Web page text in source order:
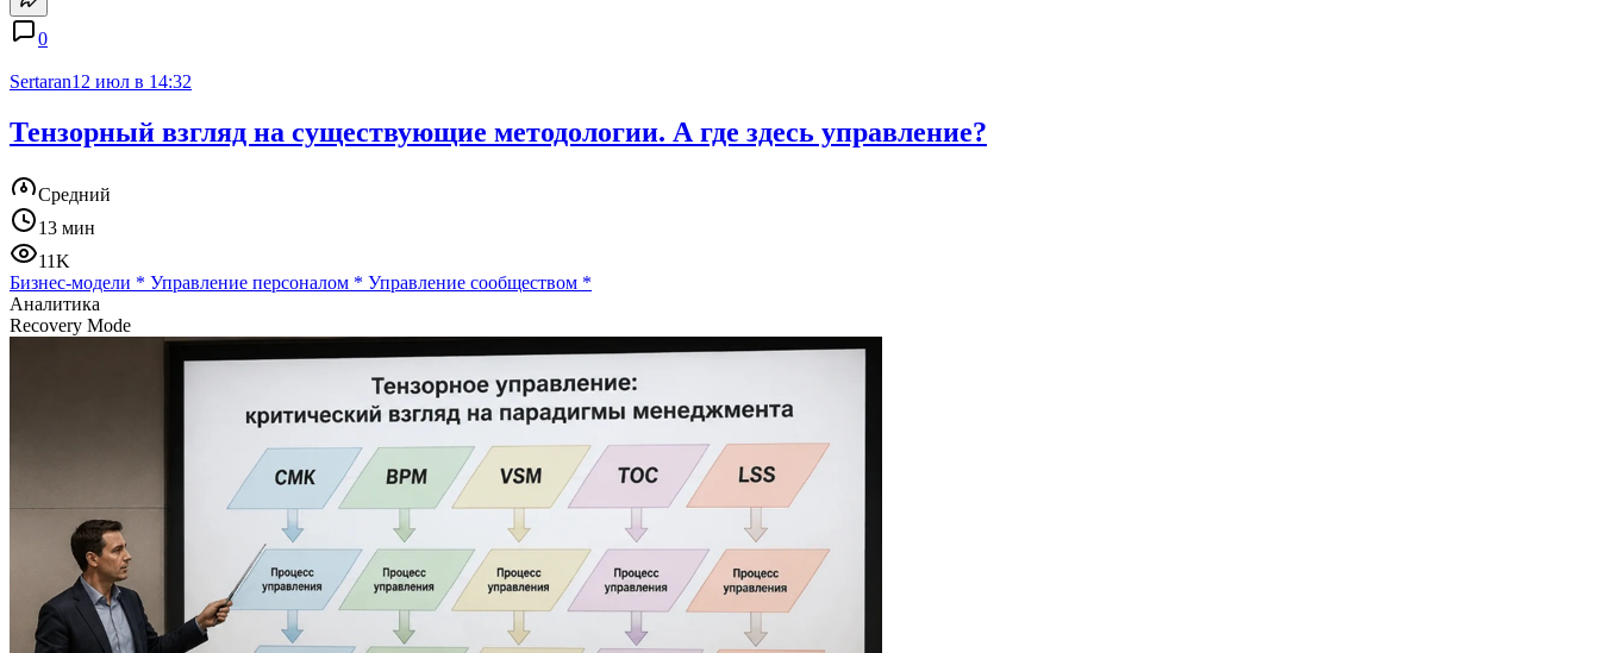
0
Sertaran12 июл в 14:32
Тензорный взгляд на существующие методологии. А где здесь управление?
Средний
13 мин
11K
Бизнес-модели * Управление персоналом * Управление сообществом *
Аналитика
Recovery Mode